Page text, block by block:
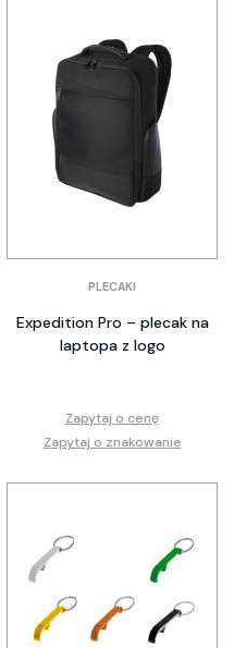
PLECAKI
Expedition Pro – plecak na
laptopa z logo
Zapytaj o cenę
Zapytaj o znakowanie